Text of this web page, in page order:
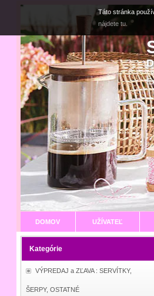
DOMOV UŽÍVATEĽ
Kategórie
VÝPREDAJ a ZĽAVA : SERVÍTKY,
ŠERPY, OSTATNÉ
Táto stránka
nájdete tu.